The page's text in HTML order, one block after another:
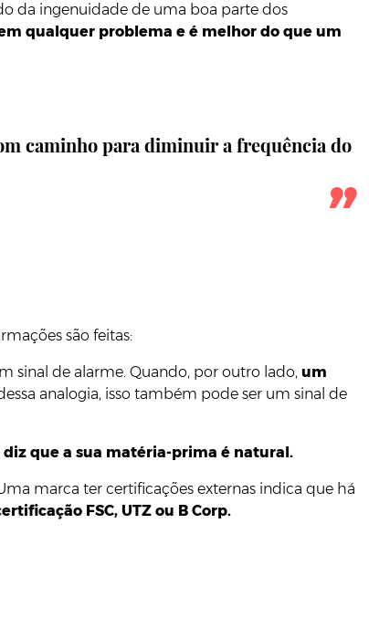
da ingenuidade de uma boa parte dos
qualquer problema e é melhor do que um
caminho para diminuir a frequência do
são feitas:
sinal de alarme. Quando, por outro lado, um
analogia, isso também pode ser um sinal de
que a sua matéria-prima é natural.
marca ter certificações externas indica que há
FSC, UTZ ou B Corp.